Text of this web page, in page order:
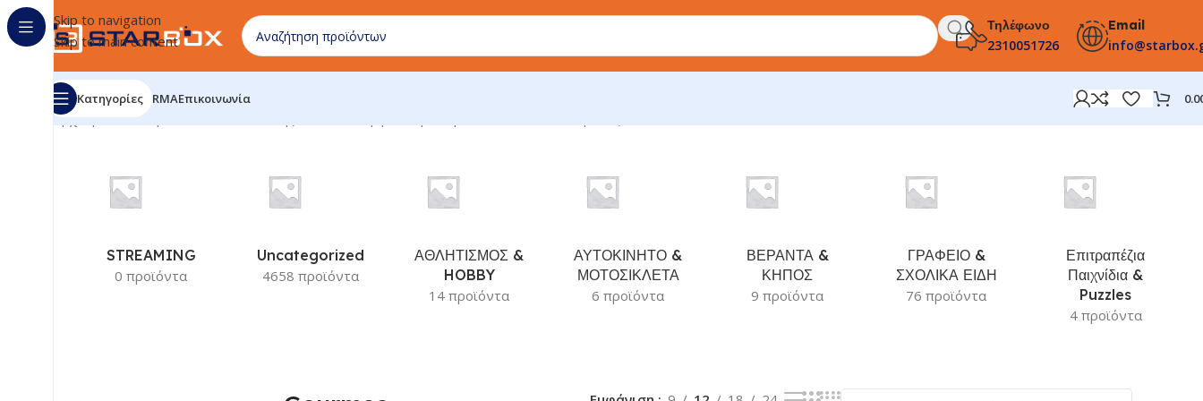
Skip to navigation
Skip to main content
Τηλέφωνο
2310051726
Email
Κατηγορίες RMAΕπικοινωνία
Αρχική σελίδα/
STREAMING
0 προϊόντα
Uncategorized
4658 προϊόντα
ΑΘΛΗΤΙΣΜΟΣ &
HOBBY
14 προϊόντα
ΑΥΤΟΚΙΝΗΤΟ &
ΜΟΤΟΣΙΚΛΕΤΑ
6 προϊόντα
ΒΕΡΑΝΤΑ &
ΚΗΠΟΣ
9 προϊόντα
ΓΡΑΦΕΙΟ &
ΣΧΟΛΙΚΑ ΕΙΔΗ
76 προϊόντα
Επιτραπέζια
Παιχνίδια &
Puzzles
4 προϊόντα